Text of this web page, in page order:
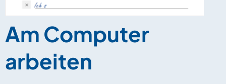
Am Computer
arbeiten